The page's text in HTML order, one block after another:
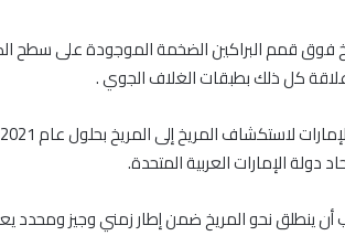
فوق قمم البراكين الضخمة الموجودة على سطح
كل ذلك بطبقات الغلاف الجوي .
الإمارات العربية المتحدة.
أن ينطلق نحو المريخ ضمن إطار زمني وجيز ومحدد